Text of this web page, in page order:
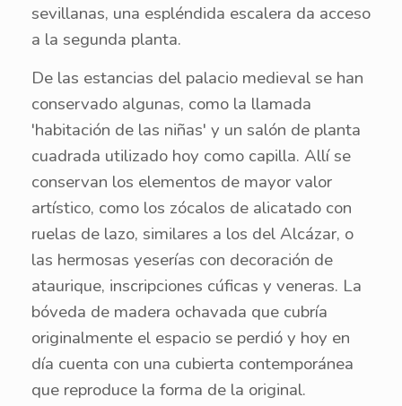
sevillanas, una espléndida escalera da acceso
a la segunda planta.
De las estancias del palacio medieval se han
conservado algunas, como la llamada
'habitación de las niñas' y un salón de planta
cuadrada utilizado hoy como capilla. Allí se
conservan los elementos de mayor valor
artístico, como los zócalos de alicatado con
ruelas de lazo, similares a los del Alcázar, o
las hermosas yeserías con decoración de
ataurique, inscripciones cúficas y veneras. La
bóveda de madera ochavada que cubría
originalmente el espacio se perdió y hoy en
día cuenta con una cubierta contemporánea
que reproduce la forma de la original.